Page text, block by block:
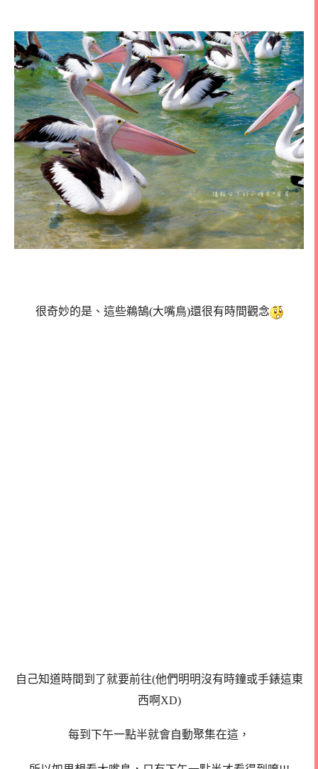
很奇妙的是、這些鵜鵠(大嘴鳥)還很有時間觀念
自己知道時間到了就要前往(他們明明沒有時鐘或手錶這東
西啊XD)
每到下午一點半就會自動聚集在這，